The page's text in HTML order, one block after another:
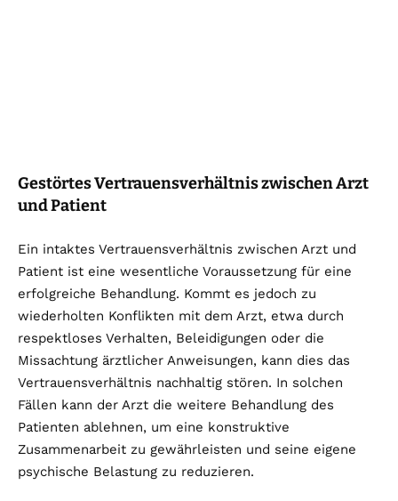
Gestörtes Vertrauensverhältnis zwischen Arzt
und Patient
Ein intaktes Vertrauensverhältnis zwischen Arzt und
Patient ist eine wesentliche Voraussetzung für eine
erfolgreiche Behandlung. Kommt es jedoch zu
wiederholten Konflikten mit dem Arzt, etwa durch
respektloses Verhalten, Beleidigungen oder die
Missachtung ärztlicher Anweisungen, kann dies das
Vertrauensverhältnis nachhaltig stören. In solchen
Fällen kann der Arzt die weitere Behandlung des
Patienten ablehnen, um eine konstruktive
Zusammenarbeit zu gewährleisten und seine eigene
psychische Belastung zu reduzieren.